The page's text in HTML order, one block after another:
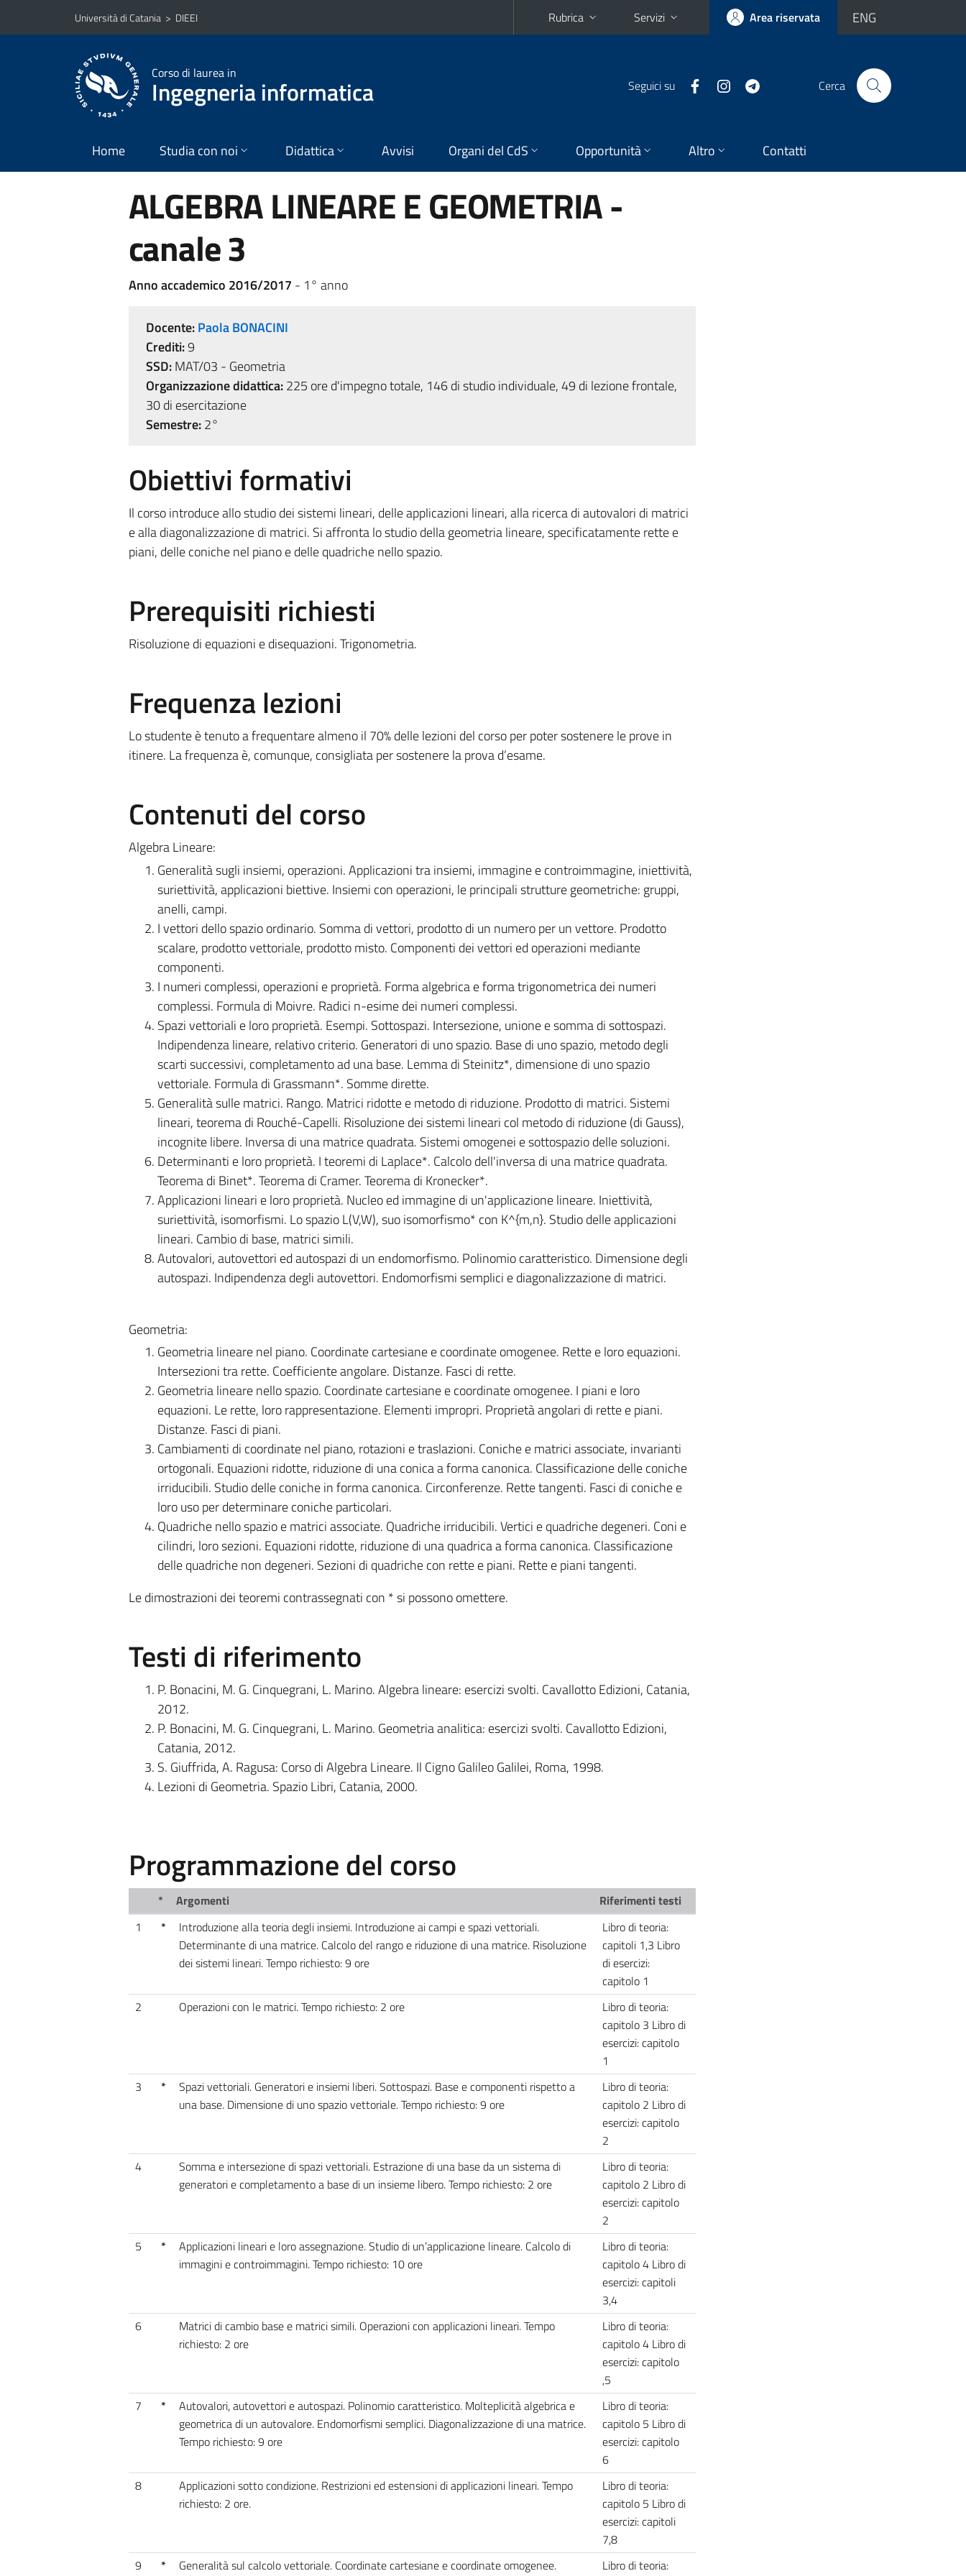
Vai al contenuto principale
Vai al menu di navigazione
Università di Catania > DIEEI Rubrica Servizi Area riservata ENG
Corso di laurea in
Ingegneria informatica Seguici su Cerca
Home Studia con noi Didattica Avvisi Organi del CdS Opportunità Altro Contatti
ALGEBRA LINEARE E GEOMETRIA -
canale 3
Anno accademico 2016/2017 - 1° anno
Docente:Paola BONACINI
Crediti:9
SSD:MAT/03 - Geometria
Organizzazione didattica:225 ore d'impegno totale, 146 di studio individuale, 49 di lezione frontale,
30 di esercitazione
Semestre:2°
Obiettivi formativi
Il corso introduce allo studio dei sistemi lineari, delle applicazioni lineari, alla ricerca di autovalori di matrici
e alla diagonalizzazione di matrici. Si affronta lo studio della geometria lineare, specificatamente rette e
piani, delle coniche nel piano e delle quadriche nello spazio.
Prerequisiti richiesti
Risoluzione di equazioni e disequazioni. Trigonometria.
Frequenza lezioni
Lo studente è tenuto a frequentare almeno il 70% delle lezioni del corso per poter sostenere le prove in
itinere. La frequenza è, comunque, consigliata per sostenere la prova d’esame.
Contenuti del corso
Algebra Lineare:
Generalità sugli insiemi, operazioni. Applicazioni tra insiemi, immagine e controimmagine, iniettività,
suriettività, applicazioni biettive. Insiemi con operazioni, le principali strutture geometriche: gruppi,
anelli, campi.
I vettori dello spazio ordinario. Somma di vettori, prodotto di un numero per un vettore. Prodotto
scalare, prodotto vettoriale, prodotto misto. Componenti dei vettori ed operazioni mediante
componenti.
I numeri complessi, operazioni e proprietà. Forma algebrica e forma trigonometrica dei numeri
complessi. Formula di Moivre. Radici n-esime dei numeri complessi.
Spazi vettoriali e loro proprietà. Esempi. Sottospazi. Intersezione, unione e somma di sottospazi.
Indipendenza lineare, relativo criterio. Generatori di uno spazio. Base di uno spazio, metodo degli
scarti successivi, completamento ad una base. Lemma di Steinitz*, dimensione di uno spazio
vettoriale. Formula di Grassmann*. Somme dirette.
Generalità sulle matrici. Rango. Matrici ridotte e metodo di riduzione. Prodotto di matrici. Sistemi
lineari, teorema di Rouché-Capelli. Risoluzione dei sistemi lineari col metodo di riduzione (di Gauss),
incognite libere. Inversa di una matrice quadrata. Sistemi omogenei e sottospazio delle soluzioni.
Determinanti e loro proprietà. I teoremi di Laplace*. Calcolo dell'inversa di una matrice quadrata.
Teorema di Binet*. Teorema di Cramer. Teorema di Kronecker*.
Applicazioni lineari e loro proprietà. Nucleo ed immagine di un'applicazione lineare. Iniettività,
suriettività, isomorfismi. Lo spazio L(V,W), suo isomorfismo* con K^{m,n}. Studio delle applicazioni
lineari. Cambio di base, matrici simili.
Autovalori, autovettori ed autospazi di un endomorfismo. Polinomio caratteristico. Dimensione degli
autospazi. Indipendenza degli autovettori. Endomorfismi semplici e diagonalizzazione di matrici.
Geometria:
Geometria lineare nel piano. Coordinate cartesiane e coordinate omogenee. Rette e loro equazioni.
Intersezioni tra rette. Coefficiente angolare. Distanze. Fasci di rette.
Geometria lineare nello spazio. Coordinate cartesiane e coordinate omogenee. I piani e loro
equazioni. Le rette, loro rappresentazione. Elementi impropri. Proprietà angolari di rette e piani.
Distanze. Fasci di piani.
Cambiamenti di coordinate nel piano, rotazioni e traslazioni. Coniche e matrici associate, invarianti
ortogonali. Equazioni ridotte, riduzione di una conica a forma canonica. Classificazione delle coniche
irriducibili. Studio delle coniche in forma canonica. Circonferenze. Rette tangenti. Fasci di coniche e
loro uso per determinare coniche particolari.
Quadriche nello spazio e matrici associate. Quadriche irriducibili. Vertici e quadriche degeneri. Coni e
cilindri, loro sezioni. Equazioni ridotte, riduzione di una quadrica a forma canonica. Classificazione
delle quadriche non degeneri. Sezioni di quadriche con rette e piani. Rette e piani tangenti.
Le dimostrazioni dei teoremi contrassegnati con * si possono omettere.
Testi di riferimento
P. Bonacini, M. G. Cinquegrani, L. Marino. Algebra lineare: esercizi svolti. Cavallotto Edizioni, Catania,
2012.
P. Bonacini, M. G. Cinquegrani, L. Marino. Geometria analitica: esercizi svolti. Cavallotto Edizioni,
Catania, 2012.
S. Giuffrida, A. Ragusa: Corso di Algebra Lineare. Il Cigno Galileo Galilei, Roma, 1998.
Lezioni di Geometria. Spazio Libri, Catania, 2000.
Programmazione del corso
* Argomenti
Riferimenti testi
1
*
Introduzione alla teoria degli insiemi. Introduzione ai campi e spazi vettoriali.
Determinante di una matrice. Calcolo del rango e riduzione di una matrice. Risoluzione
dei sistemi lineari. Tempo richiesto: 9 ore
Libro di teoria:
capitoli 1,3 Libro
di esercizi:
capitolo 1
2
Operazioni con le matrici. Tempo richiesto: 2 ore
Libro di teoria:
capitolo 3 Libro di
esercizi: capitolo
1
3
*
Spazi vettoriali. Generatori e insiemi liberi. Sottospazi. Base e componenti rispetto a
una base. Dimensione di uno spazio vettoriale. Tempo richiesto: 9 ore
Libro di teoria:
capitolo 2 Libro di
esercizi: capitolo
2
4
Somma e intersezione di spazi vettoriali. Estrazione di una base da un sistema di
generatori e completamento a base di un insieme libero. Tempo richiesto: 2 ore
Libro di teoria:
capitolo 2 Libro di
esercizi: capitolo
2
5
*
Applicazioni lineari e loro assegnazione. Studio di un’applicazione lineare. Calcolo di
immagini e controimmagini. Tempo richiesto: 10 ore
Libro di teoria:
capitolo 4 Libro di
esercizi: capitoli
3,4
6
Matrici di cambio base e matrici simili. Operazioni con applicazioni lineari. Tempo
richiesto: 2 ore
Libro di teoria:
capitolo 4 Libro di
esercizi: capitolo
,5
7
*
Autovalori, autovettori e autospazi. Polinomio caratteristico. Molteplicità algebrica e
geometrica di un autovalore. Endomorfismi semplici. Diagonalizzazione di una matrice.
Tempo richiesto: 9 ore
Libro di teoria:
capitolo 5 Libro di
esercizi: capitolo
6
8
Applicazioni sotto condizione. Restrizioni ed estensioni di applicazioni lineari. Tempo
richiesto: 2 ore.
Libro di teoria:
capitolo 5 Libro di
esercizi: capitoli
7,8
9
*
Generalità sul calcolo vettoriale. Coordinate cartesiane e coordinate omogenee.
Libro di teoria: